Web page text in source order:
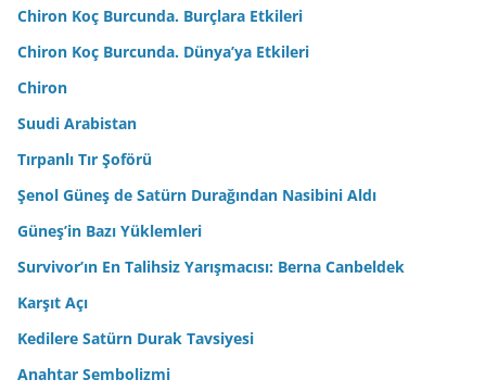
Chiron Koç Burcunda. Burçlara Etkileri
Chiron Koç Burcunda. Dünya’ya Etkileri
Chiron
Suudi Arabistan
Tırpanlı Tır Şoförü
Şenol Güneş de Satürn Durağından Nasibini Aldı
Güneş’in Bazı Yüklemleri
Survivor’ın En Talihsiz Yarışmacısı: Berna Canbeldek
Karşıt Açı
Kedilere Satürn Durak Tavsiyesi
Anahtar Sembolizmi